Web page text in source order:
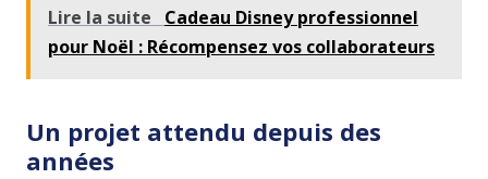
Lire la suite
Cadeau Disney professionnel
pour Noël : Récompensez vos collaborateurs
Un projet attendu depuis des
années